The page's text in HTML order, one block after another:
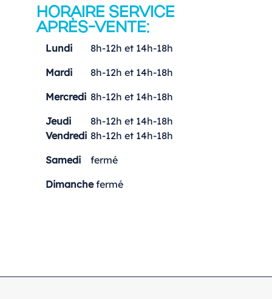
HORAIRE SERVICE
APRÈS-VENTE:
Lundi
8h-12h et 14h-18h
Mardi
8h-12h et 14h-18h
Mercredi 8h-12h et 14h-18h
Jeudi
8h-12h et 14h-18h
Vendredi 8h-12h et 14h-18h
Samedi
fermé
Dimanchefermé